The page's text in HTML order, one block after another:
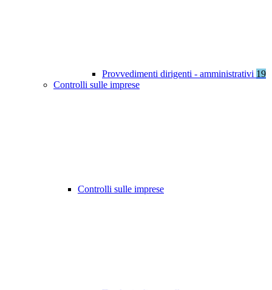
Provvedimenti dirigenti - amministrativi 19
Controlli sulle imprese
Controlli sulle imprese